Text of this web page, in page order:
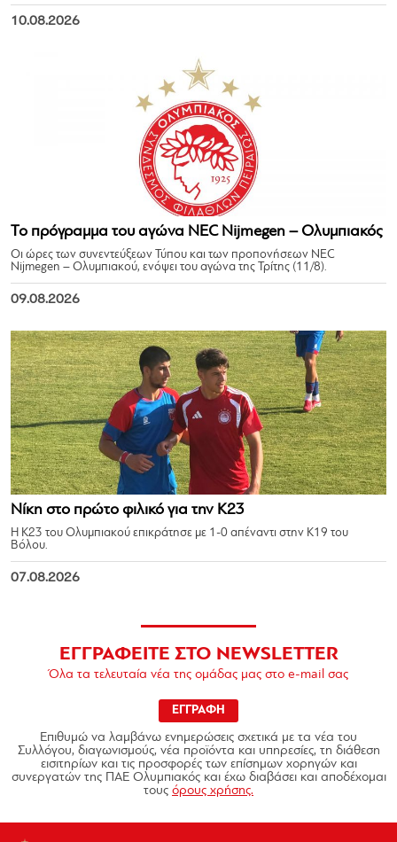
10.08.2026
Το πρόγραμμα του αγώνα NEC Nijmegen – Ολυμπιακός
Οι ώρες των συνεντεύξεων Τύπου και των προπονήσεων NEC
Nijmegen – Ολυμπιακού, ενόψει του αγώνα της Τρίτης (11/8).
09.08.2026
Νίκη στο πρώτο φιλικό για την Κ23
Η Κ23 του Ολυμπιακού επικράτησε με 1-0 απέναντι στην Κ19 του
Βόλου.
07.08.2026
ΕΓΓΡΑΦΕΙΤΕ ΣΤΟ NEWSLETTER
Όλα τα τελευταία νέα της ομάδας μας στο e-mail σας
ΕΓΓΡΑΦΗ
Επιθυμώ να λαμβάνω ενημερώσεις σχετικά με τα νέα του
Συλλόγου, διαγωνισμούς, νέα προϊόντα και υπηρεσίες, τη διάθεση
εισιτηρίων και τις προσφορές των επίσημων χορηγών και
συνεργατών της ΠΑΕ Ολυμπιακός και έχω διαβάσει και αποδέχομαι
τους όρους χρήσης.